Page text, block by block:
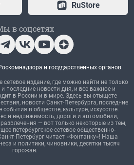
RuStore
в соцсетях
и государственных органов
сетевое издание, где можно найти не только
последние новости дня, и все важное и
в России и в мире. Здесь вы отыщете
новости Санкт-Петербурга, последние
события в обществе, культуре, искусстве.
и недвижимость, дороги и автомобили,
— вот только некоторые из тем,
петербургское сетевое общественно-
Петербург читает «Фонтанку»! Наша
и политики, чиновники, десятки тысяч
горожан.